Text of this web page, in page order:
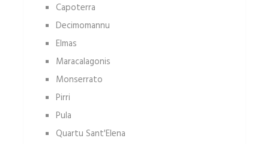
Capoterra
Decimomannu
Elmas
Maracalagonis
Monserrato
Pirri
Pula
Quartu Sant'Elena